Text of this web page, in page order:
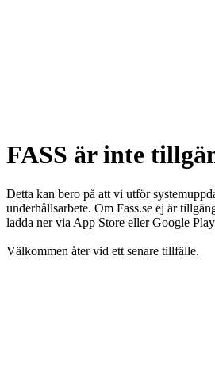
FASS är inte
Detta kan bero på att vi utför
underhållsarbete. Om Fass.se ej är
ladda ner via App Store eller Google
Välkommen åter vid ett senare tillfälle.